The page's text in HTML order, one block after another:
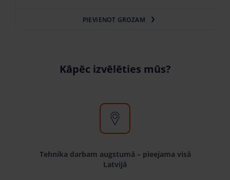
PIEVIENOT GROZAM
Kāpēc izvēlēties mūs?
Tehnika darbam augstumā – pieejama visā
Latvijā